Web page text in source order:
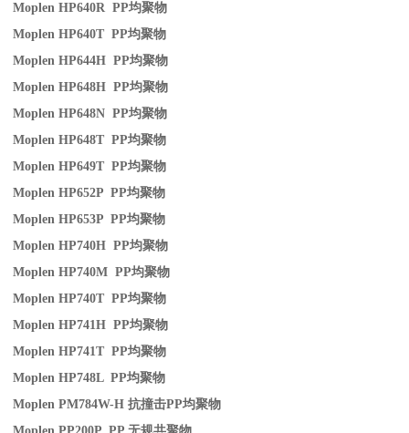
Moplen HP640R PP均聚物
Moplen HP640T PP均聚物
Moplen HP644H PP均聚物
Moplen HP648H PP均聚物
Moplen HP648N PP均聚物
Moplen HP648T PP均聚物
Moplen HP649T PP均聚物
Moplen HP652P PP均聚物
Moplen HP653P PP均聚物
Moplen HP740H PP均聚物
Moplen HP740M PP均聚物
Moplen HP740T PP均聚物
Moplen HP741H PP均聚物
Moplen HP741T PP均聚物
Moplen HP748L PP均聚物
Moplen PM784W-H抗撞击PP均聚物